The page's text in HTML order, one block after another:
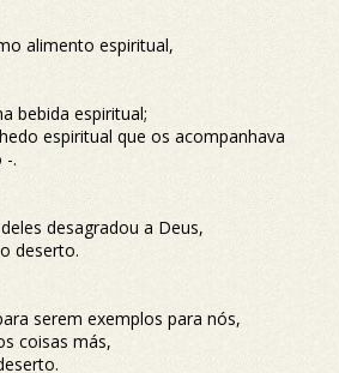
alimento espiritual,
bebida espiritual;
espiritual que os acompanhava
-.
desagradou a Deus,
deserto.
serem exemplos para nós,
coisas más,